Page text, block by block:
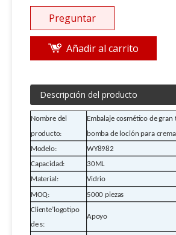
Preguntar
Añadir al carrito
Descripción del producto
Nombre del
producto:
Embalaje cosmético de gran
bomba de loción para crema
Modelo:
WY8982
Capacidad:
30ML
Material:
Vidrio
MOQ:
5000 piezas
Cliente’logotipo
de s:
Apoyo